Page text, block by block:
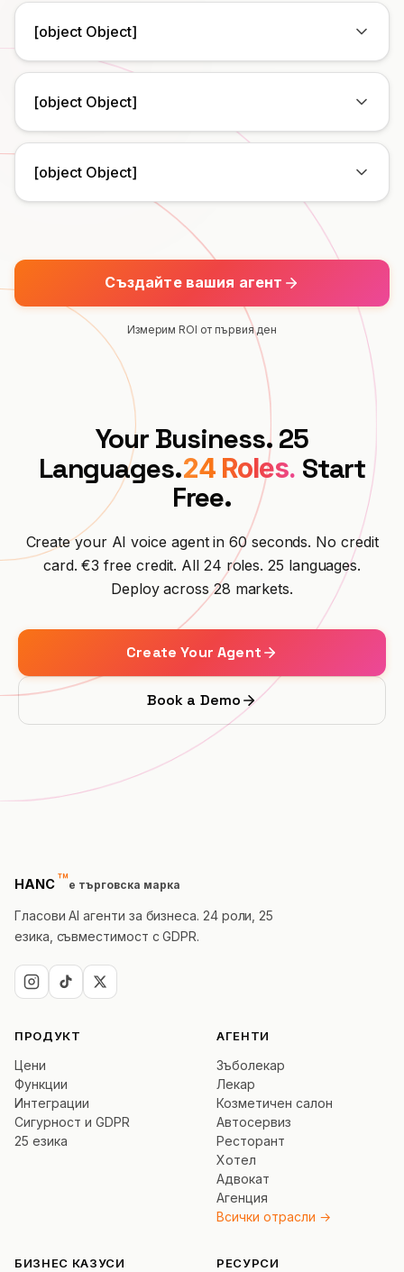
[object Object]
[object Object]
[object Object]
Създайте вашия агент
Измерим ROI от първия ден
Your Business. 25
Languages.24 Roles. Start
Free.
Create your AI voice agent in 60 seconds. No credit
card. €3 free credit. All 24 roles. 25 languages.
Deploy across 28 markets.
Create Your Agent
Book a Demo
HANC™
trademarkе търговска марка
Гласови AI агенти за бизнеса. 24 роли, 25
езика, съвместимост с GDPR.
ПРОДУКТ
Цени
Функции
Интеграции
Сигурност и GDPR
25 езика
АГЕНТИ
Зъболекар
Лекар
Козметичен салон
Автосервиз
Ресторант
Хотел
Адвокат
Агенция
Всички отрасли →
БИЗНЕС КАЗУСИ
РЕСУРСИ